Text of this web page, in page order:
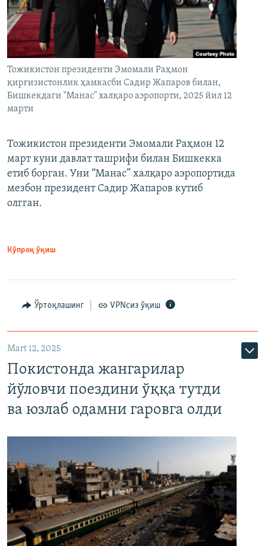
Тожикистон президенти Эмомали Раҳмон
қирғизистонлик ҳамкасби Садир Жапаров билан,
Бишкекдаги "Манас" халқаро аэропорти, 2025 йил 12
марти
Тожикистон президенти Эмомали Раҳмон 12
март куни давлат ташрифи билан Бишкекка
етиб борган. Уни “Манас” халқаро аэропортида
мезбон президент Садир Жапаров кутиб
олгган.
Кўпроқ ўқиш
Ўртоқлашинг VPNсиз ўқиш
Mart 12, 2025
Покистонда жангарилар
йўловчи поездини ўққа тутди
ва юзлаб одамни гаровга олди